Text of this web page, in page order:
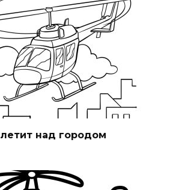
над городом